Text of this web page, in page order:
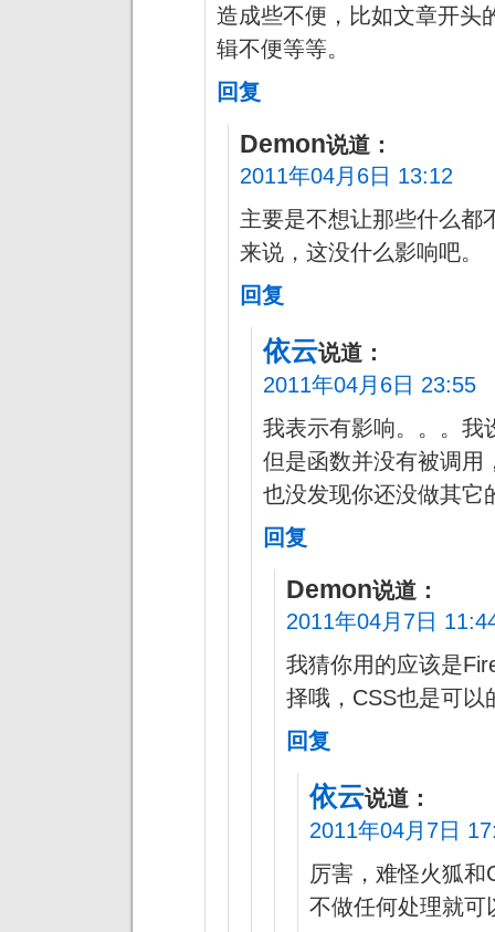
造成些不便，比如文章开头
辑不便等等。
回复
Demon说道：
2011年04月6日 13:12
主要是不想让那些什么都
来说，这没什么影响吧。
回复
依云说道：
2011年04月6日 23:55
我表示有影响。。。我
但是函数并没有被调用
也没发现你还没做其它
回复
Demon说道：
2011年04月7日
我猜你用的应该是
择哦，CSS也是可以
回复
依云说道：
2011年04月7日
厉害，难怪火狐
不做任何处理就可